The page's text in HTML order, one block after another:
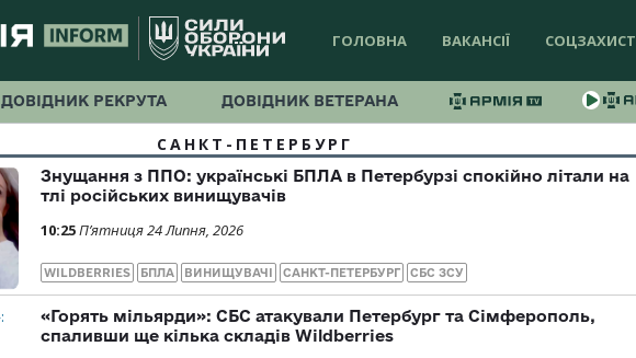
ГОЛОВНА ВАКАНСІЇ СОЦЗАХИСТ
ДОВІДНИК РЕКРУТА ДОВІДНИК ВЕТЕРАНА
САНКТ-ПЕТЕРБУРГ
Знущання з ППО: українські БПЛА в Петербурзі спокійно літали на
тлі російських винищувачів
10:25П’ятниця 24 Липня, 2026
WILDBERRIES БПЛА ВИНИЩУВАЧІ САНКТ-ПЕТЕРБУРГ СБС ЗСУ
«Горять мільярди»: СБС атакували Петербург та Сімферополь,
спаливши ще кілька складів Wildberries